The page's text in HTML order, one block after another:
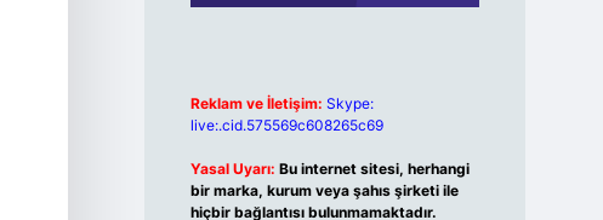
Reklam ve İletişim: Skype:
live:.cid.575569c608265c69
Yasal Uyarı: Bu internet sitesi, herhangi
bir marka, kurum veya şahıs şirketi ile
hiçbir bağlantısı bulunmamaktadır.